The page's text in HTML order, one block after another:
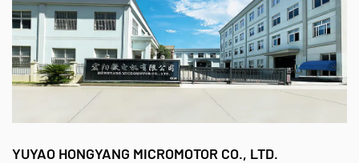
YUYAO HONGYANG MICROMOTOR CO., LTD.